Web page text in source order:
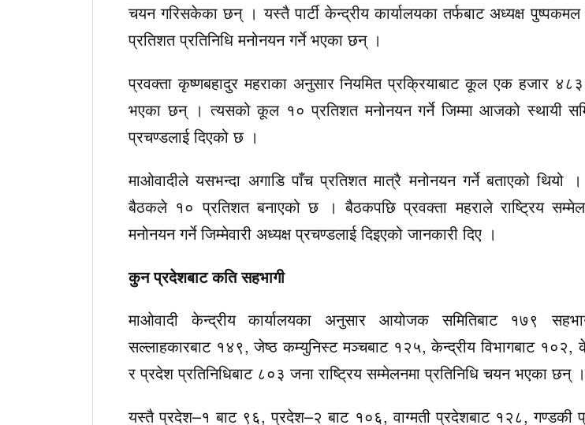
चयन गरिसकेका छन् । यस्तै पार्टी केन्द्रीय कार्यालयका तर्फबाट अध्यक्ष पुष्पकमल
प्रतिशत प्रतिनिधि मनोनयन गर्ने भएका छन् ।
प्रवक्ता कृष्णबहादुर महराका अनुसार नियमित प्रक्रियाबाट कूल एक हजार
भएका छन् । त्यसको कूल १० प्रतिशत मनोनयन गर्ने जिम्मा आजको स्थायी
प्रचण्डलाई दिएको छ ।
माओवादीले यसभन्दा अगाडि पाँच प्रतिशत मात्रै मनोनयन गर्ने बताएको थियो
बैठकले १० प्रतिशत बनाएको छ । बैठकपछि प्रवक्ता महराले राष्ट्रिय
मनोनयन गर्ने जिम्मेवारी अध्यक्ष प्रचण्डलाई दिइएको जानकारी दिए ।
कुन प्रदेशबाट कति सहभागी
माओवादी केन्द्रीय कार्यालयका अनुसार आयोजक समितिबाट १७९
सल्लाहकारबाट १४९, जेष्ठ कम्युनिस्ट मञ्चबाट १२५, केन्द्रीय विभागबाट १०२,
र प्रदेश प्रतिनिधिबाट ८०३ जना राष्ट्रिय सम्मेलनमा प्रतिनिधि चयन भएका छन् ।
यस्तै प्रदेश–१ बाट ९६, प्रदेश–२ बाट १०६, वाग्मती प्रदेशबाट १२८, गण्डकी